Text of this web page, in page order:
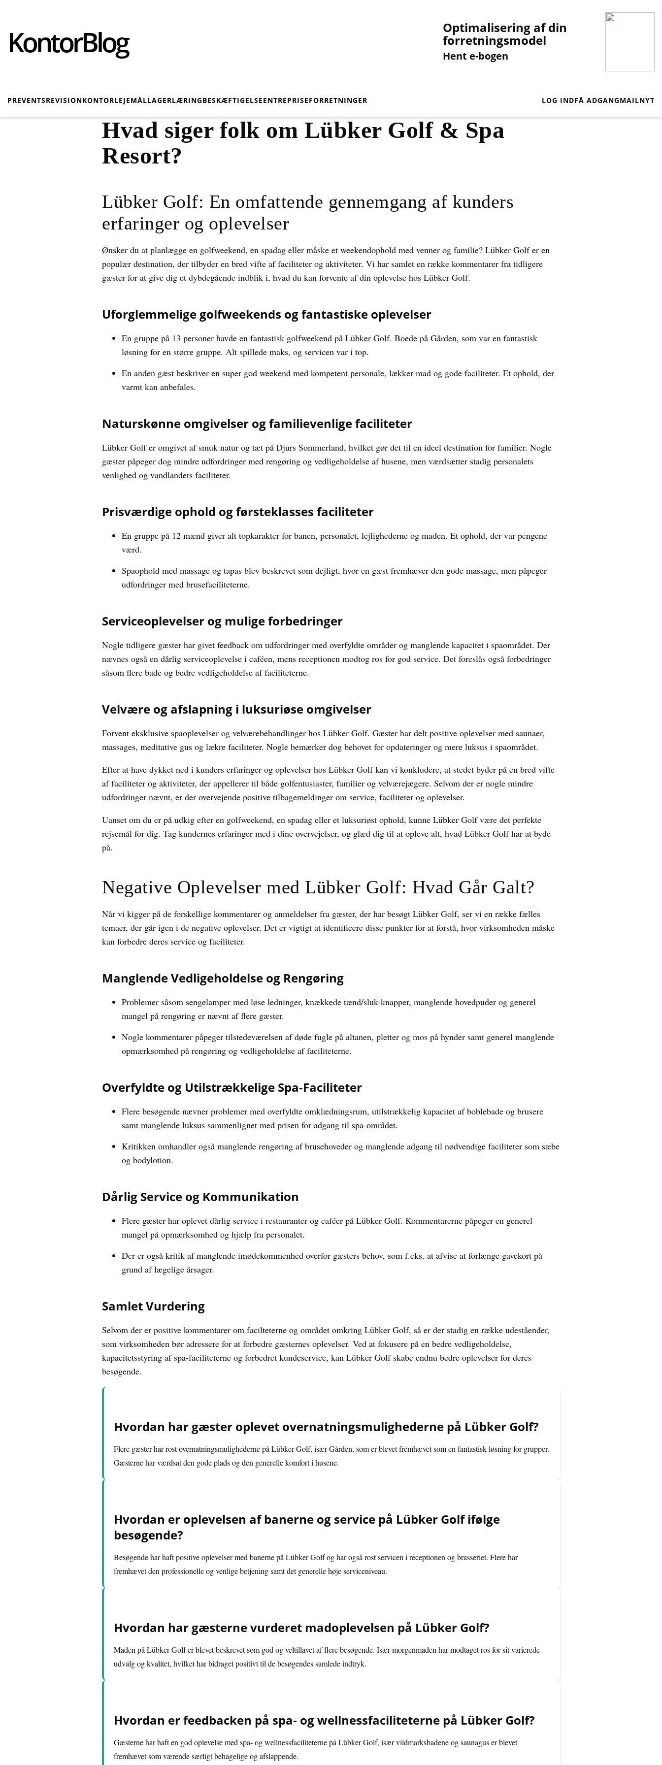
KontorBlog Optimalisering af din
forretningsmodel
Hent e-bogen
PREVENTSREVISIONKONTORLEJEMÅLLAGERLÆRINGBESKÆFTIGELSEENTREPRISEFORRETNINGER LOG INDFÅ ADGANGMAILNYT
Hvad siger folk om Lübker Golf & Spa
Resort?
Lübker Golf: En omfattende gennemgang af kunders
erfaringer og oplevelser
Ønsker du at planlægge en golfweekend, en spadag eller måske et weekendophold med venner og familie? Lübker Golf er en
populær destination, der tilbyder en bred vifte af faciliteter og aktiviteter. Vi har samlet en række kommentarer fra tidligere
gæster for at give dig et dybdegående indblik i, hvad du kan forvente af din oplevelse hos Lübker Golf.
Uforglemmelige golfweekends og fantastiske oplevelser
En gruppe på 13 personer havde en fantastisk golfweekend på Lübker Golf. Boede på Gården, som var en fantastisk
løsning for en større gruppe. Alt spillede maks, og servicen var i top.
En anden gæst beskriver en super god weekend med kompetent personale, lækker mad og gode faciliteter. Et ophold, der
varmt kan anbefales.
Naturskønne omgivelser og familievenlige faciliteter
Lübker Golf er omgivet af smuk natur og tæt på Djurs Sommerland, hvilket gør det til en ideel destination for familier. Nogle
gæster påpeger dog mindre udfordringer med rengøring og vedligeholdelse af husene, men værdsætter stadig personalets
venlighed og vandlandets faciliteter.
Prisværdige ophold og førsteklasses faciliteter
En gruppe på 12 mænd giver alt topkarakter for banen, personalet, lejlighederne og maden. Et ophold, der var pengene
værd.
Spaophold med massage og tapas blev beskrevet som dejligt, hvor en gæst fremhæver den gode massage, men påpeger
udfordringer med brusefaciliteterne.
Serviceoplevelser og mulige forbedringer
Nogle tidligere gæster har givet feedback om udfordringer med overfyldte områder og manglende kapacitet i spaområdet. Der
nævnes også en dårlig serviceoplevelse i caféen, mens receptionen modtog ros for god service. Det foreslås også forbedringer
såsom flere bade og bedre vedligeholdelse af faciliteterne.
Velvære og afslapning i luksuriøse omgivelser
Forvent eksklusive spaoplevelser og velværebehandlinger hos Lübker Golf. Gæster har delt positive oplevelser med saunaer,
massages, meditative gus og lækre faciliteter. Nogle bemærker dog behovet for opdateringer og mere luksus i spaområdet.
Efter at have dykket ned i kunders erfaringer og oplevelser hos Lübker Golf kan vi konkludere, at stedet byder på en bred vifte
af faciliteter og aktiviteter, der appellerer til både golfentusiaster, familier og velværejægere. Selvom der er nogle mindre
udfordringer nævnt, er der overvejende positive tilbagemeldinger om service, faciliteter og oplevelser.
Uanset om du er på udkig efter en golfweekend, en spadag eller et luksuriøst ophold, kunne Lübker Golf være det perfekte
rejsemål for dig. Tag kundernes erfaringer med i dine overvejelser, og glæd dig til at opleve alt, hvad Lübker Golf har at byde
på.
Negative Oplevelser med Lübker Golf: Hvad Går Galt?
Når vi kigger på de forskellige kommentarer og anmeldelser fra gæster, der har besøgt Lübker Golf, ser vi en række fælles
temaer, der går igen i de negative oplevelser. Det er vigtigt at identificere disse punkter for at forstå, hvor virksomheden måske
kan forbedre deres service og faciliteter.
Manglende Vedligeholdelse og Rengøring
Problemer såsom sengelamper med løse ledninger, knækkede tænd/sluk-knapper, manglende hovedpuder og generel
mangel på rengøring er nævnt af flere gæster.
Nogle kommentarer påpeger tilstedeværelsen af døde fugle på altanen, pletter og mos på hynder samt generel manglende
opmærksomhed på rengøring og vedligeholdelse af faciliteterne.
Overfyldte og Utilstrækkelige Spa-Faciliteter
Flere besøgende nævner problemer med overfyldte omklædningsrum, utilstrækkelig kapacitet af boblebade og brusere
samt manglende luksus sammenlignet med prisen for adgang til spa-området.
Kritikken omhandler også manglende rengøring af brusehoveder og manglende adgang til nødvendige faciliteter som sæbe
og bodylotion.
Dårlig Service og Kommunikation
Flere gæster har oplevet dårlig service i restauranter og caféer på Lübker Golf. Kommentarerne påpeger en generel
mangel på opmærksomhed og hjælp fra personalet.
Der er også kritik af manglende imødekommenhed overfor gæsters behov, som f.eks. at afvise at forlænge gavekort på
grund af lægelige årsager.
Samlet Vurdering
Selvom der er positive kommentarer om facilteterne og området omkring Lübker Golf, så er der stadig en række udeståender,
som virksomheden bør adressere for at forbedre gæsternes oplevelser. Ved at fokusere på en bedre vedligeholdelse,
kapacitetsstyring af spa-faciliteterne og forbedret kundeservice, kan Lübker Golf skabe endnu bedre oplevelser for deres
besøgende.
Hvordan har gæster oplevet overnatningsmulighederne på Lübker Golf?
Flere gæster har rost overnatningsmulighederne på Lübker Golf, især Gården, som er blevet fremhævet som en fantastisk løsning for grupper.
Gæsterne har værdsat den gode plads og den generelle komfort i husene.
Hvordan er oplevelsen af banerne og service på Lübker Golf ifølge
besøgende?
Besøgende har haft positive oplevelser med banerne på Lübker Golf og har også rost servicen i receptionen og brasseriet. Flere har
fremhævet den professionelle og venlige betjening samt det generelle høje serviceniveau.
Hvordan har gæsterne vurderet madoplevelsen på Lübker Golf?
Maden på Lübker Golf er blevet beskrevet som god og veltillavet af flere besøgende. Især morgenmaden har modtaget ros for sit varierede
udvalg og kvalitet, hvilket har bidraget positivt til de besøgendes samlede indtryk.
Hvordan er feedbacken på spa- og wellnessfaciliteterne på Lübker Golf?
Gæsterne har haft en god oplevelse med spa- og wellnessfaciliteterne på Lübker Golf, især vildmarksbadene og saunagus er blevet
fremhævet som værende særligt behagelige og afslappende.